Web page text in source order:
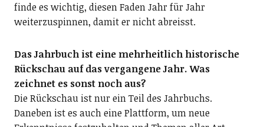
finde es wichtig, diesen Faden Jahr für Jahr
weiterzuspinnen, damit er nicht abreisst.
Das Jahrbuch ist eine mehr­heitlich historische
Rückschau auf das vergangene Jahr. Was
zeichnet es sonst noch aus?
Die Rückschau ist nur ein Teil des Jahrbuchs.
Daneben ist es auch eine Plattform, um neue